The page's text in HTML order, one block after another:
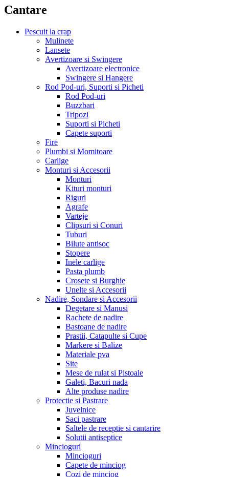
Cantare
Pescuit la crap
Mulinete
Lansete
Avertizoare si Swingere
Avertizoare electronice
Swingere si Hangere
Rod Pod-uri, Suporti si Picheti
Rod Pod-uri
Buzzbari
Tripozi
Suporti si Picheti
Capete suporti
Fire
Plumbi si Momitoare
Carlige
Monturi si Accesorii
Monturi
Kituri monturi
Riguri
Agrafe
Varteje
Clipsuri si Conuri
Tuburi
Bilute antisoc
Stopere
Inele carlige
Pasta plumb
Crosete si Burghie
Unelte si Accesorii
Nadire, Sondare si Accesorii
Degetare si Manusi
Rachete de nadire
Bastoane de nadire
Prastii, Catapulte si Cupe
Markere si Balize
Materiale pva
Site
Mese de rulat si Pistoale
Galeti, Bacuri nada
Alte produse nadire
Protectie si Pastrare
Juvelnice
Saci pastrare
Saltele de receptie si cantarire
Solutii antiseptice
Mincioguri
Mincioguri
Capete de minciog
Cozi de minciog